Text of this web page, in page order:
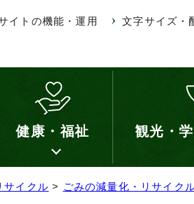
イトの機能・運用 文字サイズ・
健康・福祉 観光・
サイクル > ごみの減量化・リサイク